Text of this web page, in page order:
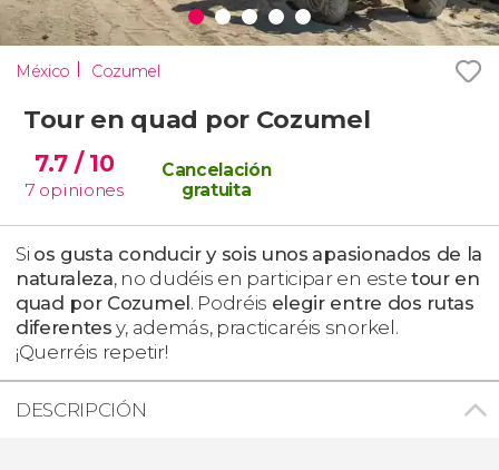
México Cozumel
Tour en quad por Cozumel
7.7 / 10
7 opiniones
Cancelación
gratuita
Si os gusta conducir y sois unos apasionados de la
naturaleza, no dudéis en participar en este tour en
quad por Cozumel . Podréis elegir entre dos rutas
diferentes y, además, practicaréis snorkel.
¡Querréis repetir!
DESCRIPCIÓN